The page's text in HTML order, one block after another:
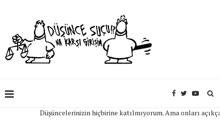
Düşüncelerinizin hiçbirine katılmıyorum. Ama onları açıkça